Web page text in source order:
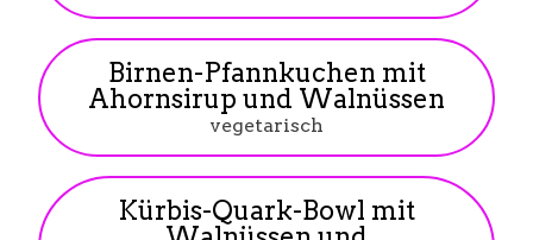
Birnen-Pfannkuchen mit
Ahornsirup und Walnüssen
vegetarisch
Kürbis-Quark-Bowl mit